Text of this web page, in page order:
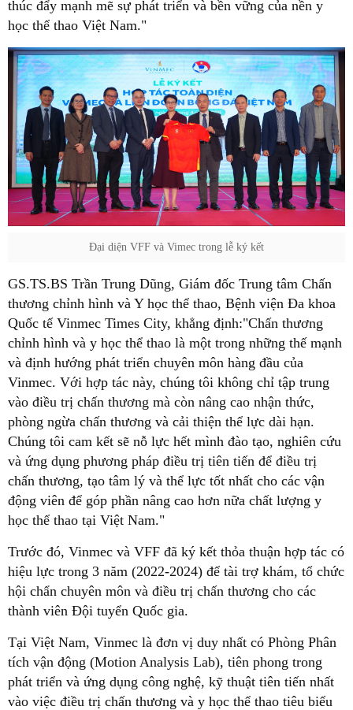
thúc đẩy mạnh mẽ sự phát triển và bền vững của nền y
học thể thao Việt Nam."
Đại diện VFF và Vimec trong lễ ký kết
GS.TS.BS Trần Trung Dũng, Giám đốc Trung tâm Chấn
thương chỉnh hình và Y học thể thao, Bệnh viện Đa khoa
Quốc tế Vinmec Times City, khẳng định:"Chấn thương
chỉnh hình và y học thể thao là một trong những thế mạnh
và định hướng phát triển chuyên môn hàng đầu của
Vinmec. Với hợp tác này, chúng tôi không chỉ tập trung
vào điều trị chấn thương mà còn nâng cao nhận thức,
phòng ngừa chấn thương và cải thiện thể lực dài hạn.
Chúng tôi cam kết sẽ nỗ lực hết mình đào tạo, nghiên cứu
và ứng dụng phương pháp điều trị tiên tiến để điều trị
chấn thương, tạo tâm lý và thể lực tốt nhất cho các vận
động viên để góp phần nâng cao hơn nữa chất lượng y
học thể thao tại Việt Nam."
Trước đó, Vinmec và VFF đã ký kết thỏa thuận hợp tác có
hiệu lực trong 3 năm (2022-2024) để tài trợ khám, tổ chức
hội chẩn chuyên môn và điều trị chấn thương cho các
thành viên Đội tuyển Quốc gia.
Tại Việt Nam, Vinmec là đơn vị duy nhất có Phòng Phân
tích vận động (Motion Analysis Lab), tiên phong trong
phát triển và ứng dụng công nghệ, kỹ thuật tiên tiến nhất
vào việc điều trị chấn thương và y học thể thao tiêu biểu